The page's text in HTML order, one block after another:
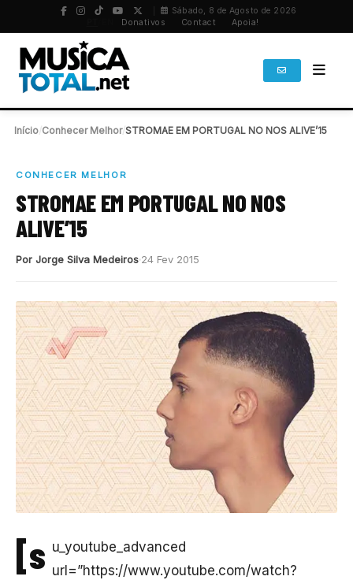
Sábado, 8 de Agosto de 2026
Donativos Contact Apoia!
Início Conhecer Melhor/ STROMAE EM PORTUGAL NO NOS ALIVE’15
CONHECER MELHOR
STROMAE EM PORTUGAL NO NOS
ALIVE’15
Por Jorge Silva Medeiros 24 Fev 2015
[s u_youtube_advanced
url=”https://www.youtube.com/watch?